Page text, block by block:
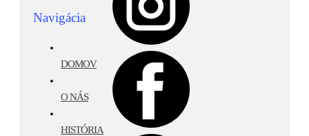
Navigácia
DOMOV
O NÁS
HISTÓRIA